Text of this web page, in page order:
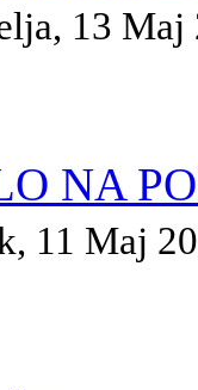
13
NA
11 Maj